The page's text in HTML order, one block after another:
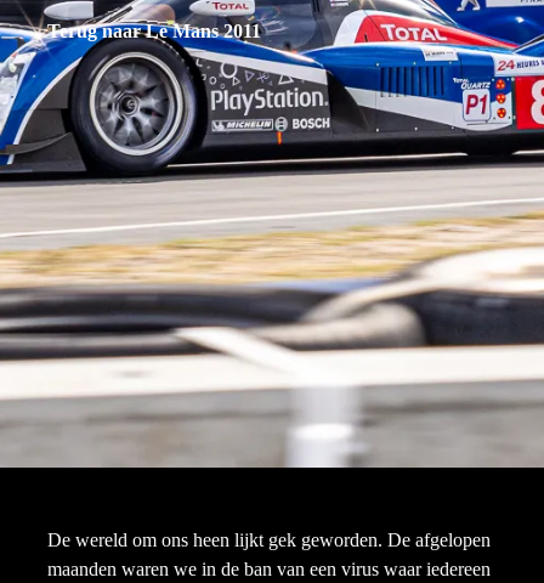
nl
Terug naar Le Mans 2011
De wereld om ons heen lijkt gek geworden. De afgelopen
maanden waren we in de ban van een virus waar iedereen